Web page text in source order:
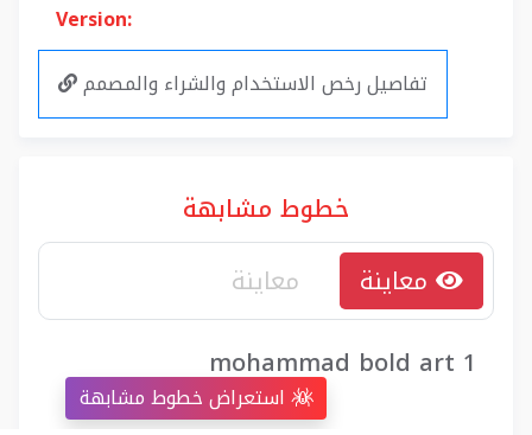
Version:
تفاصيل رخص الاستخدام والشراء والمصمم
خطوط مشابهة
mohammad bold art 1